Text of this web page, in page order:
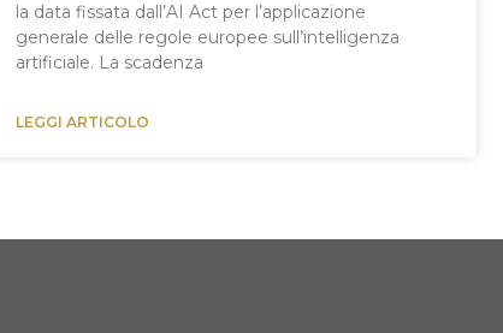
la data fissata dall’AI Act per l’applicazione
generale delle regole europee sull’intelligenza
artificiale. La scadenza
LEGGI ARTICOLO